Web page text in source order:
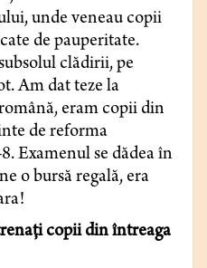
unde veneau copii
de pauperitate.
clădirii, pe
Am dat teze la
eram copii din
de reforma
Examenul se dădea în
o bursă regală, era
copii din întreaga